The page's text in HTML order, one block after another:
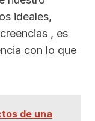
ideales,
, es
con lo que
de una